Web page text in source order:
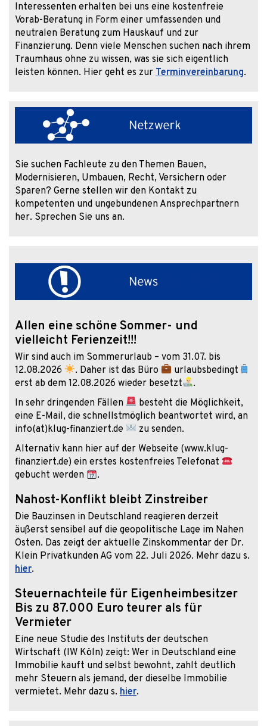
Interessenten erhalten bei uns eine kostenfreie
Vorab-Beratung in Form einer umfassenden und
neutralen Beratung zum Hauskauf und zur
Finanzierung. Denn viele Menschen suchen nach ihrem
Traumhaus ohne zu wissen, was sie sich eigentlich
leisten können. Hier geht es zur Terminvereinbarung.
Sie suchen Fachleute zu den Themen Bauen,
Modernisieren, Umbauen, Recht, Versichern oder
Sparen? Gerne stellen wir den Kontakt zu
kompetenten und ungebundenen Ansprechpartnern
her. Sprechen Sie uns an.
Allen eine schöne Sommer- und
vielleicht Ferienzeit!!!
Wir sind auch im Sommerurlaub – vom 31.07. bis
12.08.2026
. Daher ist das Büro
urlaubsbedingt
erst ab dem 12.08.2026 wieder besetzt
.
In sehr dringenden Fällen
besteht die Möglichkeit,
eine E-Mail, die schnellstmöglich beantwortet wird, an
info(at)klug-finanziert.de
zu senden.
Alternativ kann hier auf der Webseite (www.klug-
finanziert.de) ein erstes kostenfreies Telefonat
gebucht werden
.
Nahost-Konflikt bleibt Zinstreiber
Die Bauzinsen in Deutschland reagieren derzeit
äußerst sensibel auf die geopolitische Lage im Nahen
Osten. Das zeigt der aktuelle Zinskommentar der Dr.
Klein Privatkunden AG vom 22. Juli 2026. Mehr dazu s.
hier.
Steuernachteile für Eigenheimbesitzer
Bis zu 87.000 Euro teurer als für
Vermieter
Eine neue Studie des Instituts der deutschen
Wirtschaft (IW Köln) zeigt: Wer in Deutschland eine
Immobilie kauft und selbst bewohnt, zahlt deutlich
mehr Steuern als jemand, der dieselbe Immobilie
vermietet. Mehr dazu s. hier.